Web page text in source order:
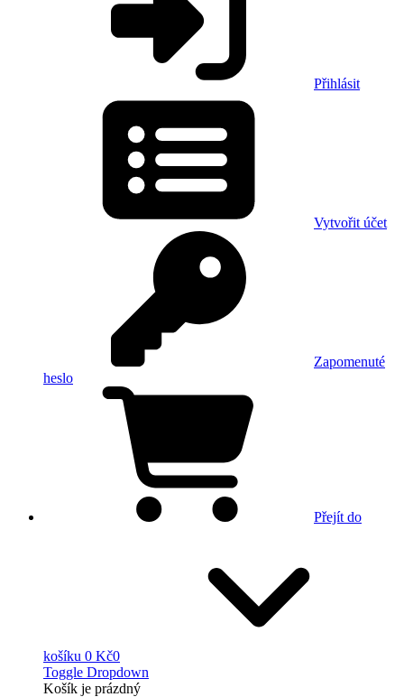
Přihlásit
Vytvořit účet
Zapomenuté
heslo
Přejít do
košíku 0 Kč0
Toggle Dropdown
Košík je prázdný